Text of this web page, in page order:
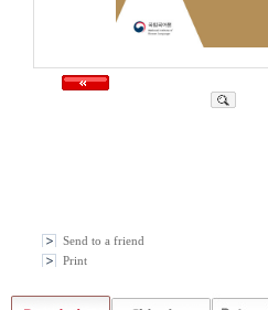
Send to a friend
Print